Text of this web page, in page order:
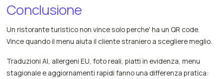
Conclusione
Un ristorante turistico non vince solo perche' ha un QR code.
Vince quando il menu aiuta il cliente straniero a scegliere meglio.
Traduzioni AI, allergeni EU, foto reali, piatti in evidenza, menu
stagionale e aggiornamenti rapidi fanno una differenza pratica: